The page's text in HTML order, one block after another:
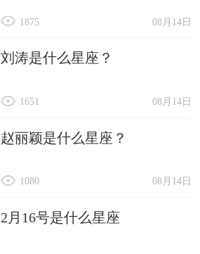
08月14日
1875
刘涛是什么星座？
08月14日
1651
赵丽颖是什么星座？
08月14日
1080
2月16号是什么星座